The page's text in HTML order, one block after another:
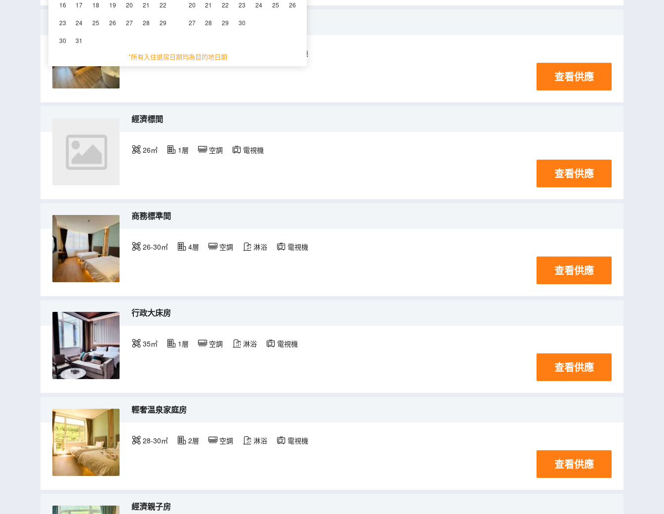
16 17 18 19 20 21 22
23 24 25 26 27 28 29
30 31
20 21 22 23 24 25 26
27 28 29 30
*所有入住退房日期均為目的地日期
輕奢温泉大床房
28-30㎡ 2層 空調 電視機
查看供應
經濟標間
26㎡ 1層 空調 電視機
查看供應
商務標準間
26-30㎡ 4層 空調 淋浴 電視機
查看供應
行政大床房
35㎡ 1層 空調 淋浴 電視機
查看供應
輕奢温泉家庭房
28-30㎡ 2層 空調 淋浴 電視機
查看供應
經濟親子房